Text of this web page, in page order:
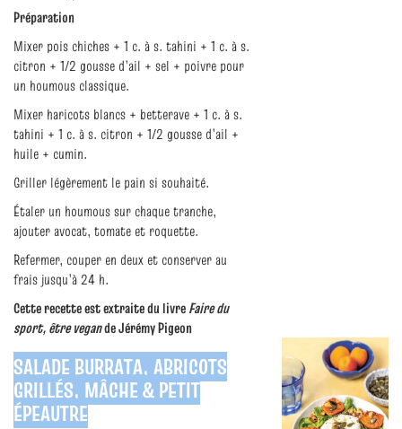
Préparation
Mixer pois chiches + 1 c. à s. tahini + 1 c. à s.
citron + 1/2 gousse d’ail + sel + poivre pour
un houmous classique.
Mixer haricots blancs + betterave + 1 c. à s.
tahini + 1 c. à s. citron + 1/2 gousse d’ail +
huile + cumin.
Griller légèrement le pain si souhaité.
Étaler un houmous sur chaque tranche,
ajouter avocat, tomate et roquette.
Refermer, couper en deux et conserver au
frais jusqu’à 24 h.
Cette recette est extraite du livreFaire du
sport, être vegande Jérémy Pigeon
SALADE BURRATA, ABRICOTS
GRILLÉS, MÂCHE & PETIT
ÉPEAUTRE